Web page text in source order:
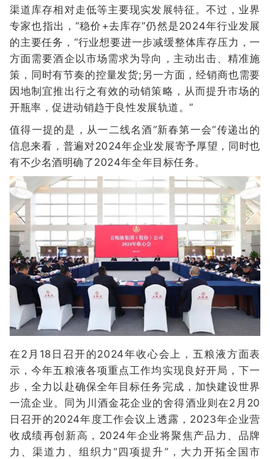
渠道库存相对走低等主要现实发展特征。不过，业界
专家也指出，“稳价+去库存”仍然是2024年行业发展
的主要任务，“行业想要进一步减缓整体库存压力，一
方面需要酒企以市场需求为导向，主动出击、精准施
策，同时有节奏的控量发货;另一方面，经销商也需要
因地制宜推出行之有效的动销策略，从而提升市场的
开瓶率，促进动销趋于良性发展轨道。”
值得一提的是，从一二线名酒“新春第一会”传递出的
信息来看，普遍对2024年企业发展寄予厚望，同时也
有不少名酒明确了2024年全年目标任务。
在2月18日召开的2024年收心会上，五粮液方面表
示，今年五粮液各项重点工作均实现良好开局，下一
步，全力以赴确保全年目标任务完成，加快建设世界
一流企业。同为川酒金花企业的舍得酒业则在2月20
日召开的2024年度工作会议上透露，2023年企业营
收成绩再创新高，2024年企业将聚焦产品力、品牌
力、渠道力、组织力“四项提升”，大力开拓全国市